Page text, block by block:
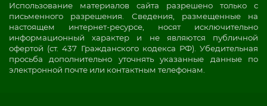
Использование материалов сайта разрешено только с
письменного разрешения. Сведения, размещенные на
настоящем интернет-ресурсе, носят исключительно
информационный характер и не являются публичной
офертой (ст. 437 Гражданского кодекса РФ). Убедительная
просьба дополнительно уточнять указанные данные по
электронной почте или контактным телефонам.